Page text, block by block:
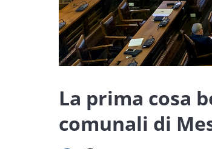
La prima cosa
comunali di